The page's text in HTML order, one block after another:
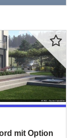
mit Option